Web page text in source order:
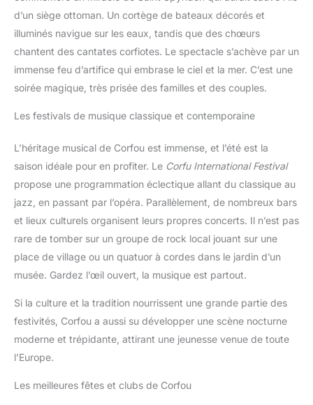
d’un siège ottoman. Un cortège de bateaux décorés et
illuminés navigue sur les eaux, tandis que des chœurs
chantent des cantates corfiotes. Le spectacle s’achève par un
immense feu d’artifice qui embrase le ciel et la mer. C’est une
soirée magique, très prisée des familles et des couples.
Les festivals de musique classique et contemporaine
L’héritage musical de Corfou est immense, et l’été est la
saison idéale pour en profiter. Le Corfu International Festival
propose une programmation éclectique allant du classique au
jazz, en passant par l’opéra. Parallèlement, de nombreux bars
et lieux culturels organisent leurs propres concerts. Il n’est pas
rare de tomber sur un groupe de rock local jouant sur une
place de village ou un quatuor à cordes dans le jardin d’un
musée. Gardez l’œil ouvert, la musique est partout.
Si la culture et la tradition nourrissent une grande partie des
festivités, Corfou a aussi su développer une scène nocturne
moderne et trépidante, attirant une jeunesse venue de toute
l’Europe.
Les meilleures fêtes et clubs de Corfou